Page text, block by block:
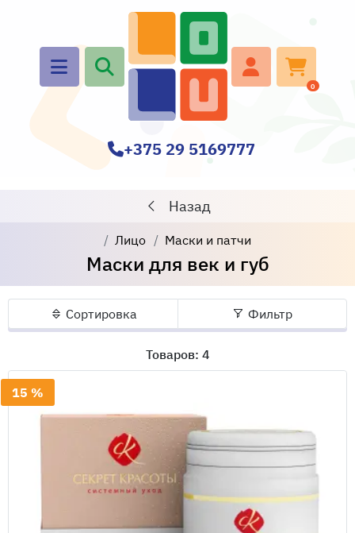
0
+375 29 5169777
Назад
Лицо Маски и патчи
Маски для век и губ
Сортировка Фильтр
Товаров: 4
15 %